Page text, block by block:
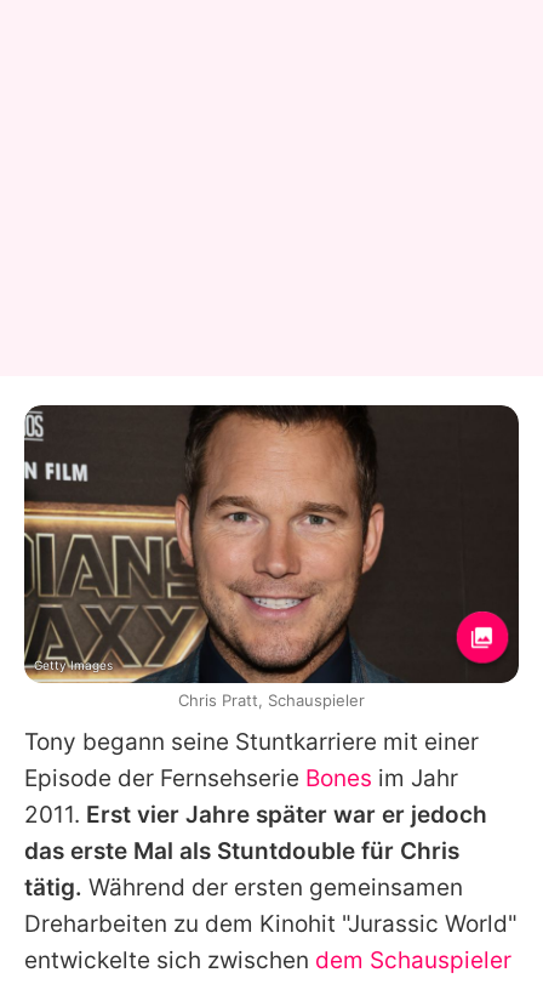
Tony begann seine Stuntkarriere mit einer
Episode der Fernsehserie Bones im Jahr
2011. Erst vier Jahre später war er jedoch
das erste Mal als Stuntdouble für Chris
tätig. Während der ersten gemeinsamen
Dreharbeiten zu dem Kinohit "Jurassic World"
entwickelte sich zwischen dem Schauspieler
Getty Images
Chris Pratt, Schauspieler